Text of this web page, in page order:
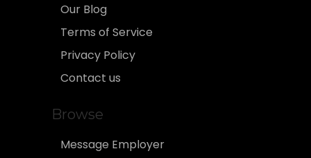
Our Blog
Terms of Service
Privacy Policy
Contact us
Browse
Message Employer